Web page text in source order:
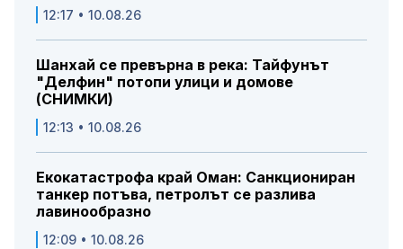
12:17 • 10.08.26
Шанхай се превърна в река: Тайфунът
"Делфин" потопи улици и домове
(СНИМКИ)
12:13 • 10.08.26
Екокатастрофа край Оман: Санкциониран
танкер потъва, петролът се разлива
лавинообразно
12:09 • 10.08.26